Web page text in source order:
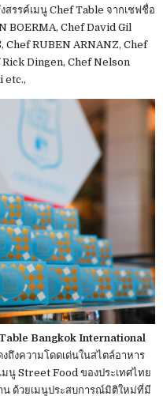
รรค์เมนู Chef Table จากเชฟชื่อ
BOERMA, Chef David Gil
Chef RUBEN ARNANZ, Chef
Rick Dingen, Chef Nelson
etc.,
Bangkok International
ถึงความโดดเด่นในสไตล์อาหาร
นู Street Food ของประเทศไทย
น ด้วยเมนูประสบการณ์มิติใหม่ที่มี